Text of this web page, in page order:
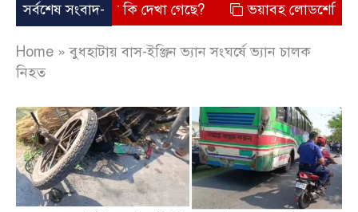
সর্বশেষ সংবাদ-
তার চেহারা কি দেখা গেছে? ভয়াবহ লোডশেডিং, বিদ্যুত –
Home »বুধহাটায় বাস-ইঞ্জিন ভ্যান সংঘর্ষে ভ্যান চালক
নিহত